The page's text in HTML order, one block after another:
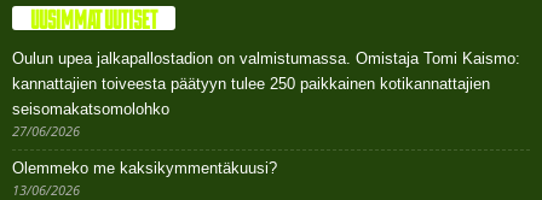
UUSIMMAT UUTISET
Oulun upea jalkapallostadion on valmistumassa. Omistaja Tomi Kaismo:
kannattajien toiveesta päätyyn tulee 250 paikkainen kotikannattajien
seisomakatsomolohko
27/06/2026
Olemmeko me kaksikymmentäkuusi?
13/06/2026